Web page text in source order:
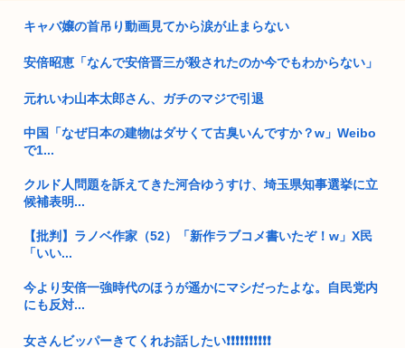
キャバ嬢の首吊り動画見てから涙が止まらない
安倍昭恵「なんで安倍晋三が殺されたのか今でもわからない」
元れいわ山本太郎さん、ガチのマジで引退
中国「なぜ日本の建物はダサくて古臭いんですか？w」Weibo
で1...
クルド人問題を訴えてきた河合ゆうすけ、埼玉県知事選挙に立
候補表明...
【批判】ラノベ作家（52）「新作ラブコメ書いたぞ！w」X民
「いい...
今より安倍一強時代のほうが遥かにマシだったよな。自民党内
にも反対...
女さんビッパーきてくれお話したい❗❗❗❗❗❗❗❗❗❗